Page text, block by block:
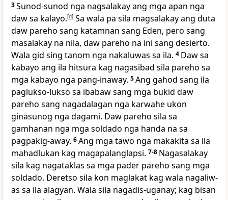
3Sunod-sunod nga nagsalakay ang mga apan nga
daw sa kalayo.[d] Sa wala pa sila magsalakay ang duta
daw pareho sang katamnan sang Eden, pero sang
masalakay na nila, daw pareho na ini sang desierto.
Wala gid sing tanom nga nakaluwas sa ila. 4 Daw sa
kabayo ang ila hitsura kag nagasibad sila pareho sa
mga kabayo nga pang-inaway. 5Ang gahod sang ila
paglukso-lukso sa ibabaw sang mga bukid daw
pareho sang nagadalagan nga karwahe ukon
ginasunog nga dagami. Daw pareho sila sa
gamhanan nga mga soldado nga handa na sa
pagpakig-away. 6Ang mga tawo nga makakita sa ila
mahadlukan kag magapalanglapsi. 7-8 Nagasalakay
sila kag nagataklas sa mga pader pareho sang mga
soldado. Deretso sila kon maglakat kag wala nagaliw-
as sa ila alagyan. Wala sila nagadis-uganay; kag bisan